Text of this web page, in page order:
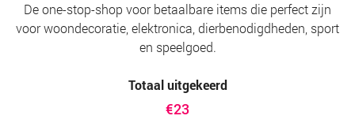
De one-stop-shop voor betaalbare items die perfect zijn
voor woondecoratie, elektronica, dierbenodigdheden, sport
en speelgoed.
Totaal uitgekeerd
€23